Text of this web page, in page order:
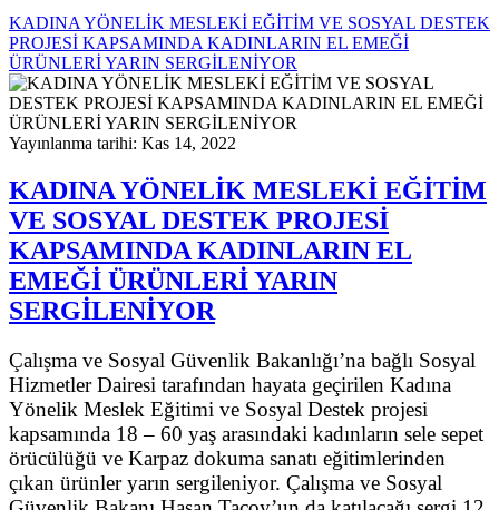
KADINA YÖNELİK MESLEKİ EĞİTİM VE SOSYAL DESTEK
PROJESİ KAPSAMINDA KADINLARIN EL EMEĞİ
ÜRÜNLERİ YARIN SERGİLENİYOR
Yayınlanma tarihi: Kas 14, 2022
KADINA YÖNELİK MESLEKİ EĞİTİM
VE SOSYAL DESTEK PROJESİ
KAPSAMINDA KADINLARIN EL
EMEĞİ ÜRÜNLERİ YARIN
SERGİLENİYOR
Çalışma ve Sosyal Güvenlik Bakanlığı’na bağlı Sosyal
Hizmetler Dairesi tarafından hayata geçirilen Kadına
Yönelik Meslek Eğitimi ve Sosyal Destek projesi
kapsamında 18 – 60 yaş arasındaki kadınların sele sepet
örücülüğü ve Karpaz dokuma sanatı eğitimlerinden
çıkan ürünler yarın sergileniyor. Çalışma ve Sosyal